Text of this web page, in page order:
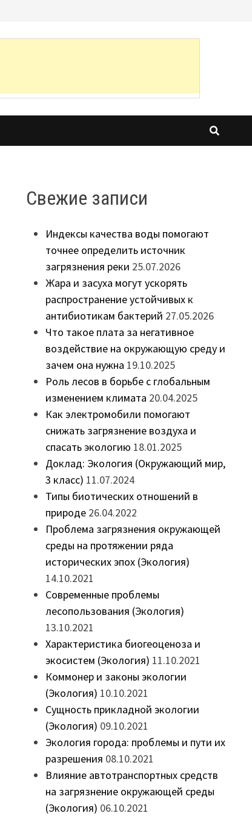
Свежие записи
Индексы качества воды помогают
точнее определить источник
загрязнения реки 25.07.2026
Жара и засуха могут ускорять
распространение устойчивых к
антибиотикам бактерий 27.05.2026
Что такое плата за негативное
воздействие на окружающую среду и
зачем она нужна 19.10.2025
Роль лесов в борьбе с глобальным
изменением климата 20.04.2025
Как электромобили помогают
снижать загрязнение воздуха и
спасать экологию 18.01.2025
Доклад: Экология (Окружающий мир,
3 класс) 11.07.2024
Типы биотических отношений в
природе 26.04.2022
Проблема загрязнения окружающей
среды на протяжении ряда
исторических эпох (Экология)
14.10.2021
Современные проблемы
лесопользования (Экология)
13.10.2021
Характеристика биогеоценоза и
экосистем (Экология) 11.10.2021
Коммонер и законы экологии
(Экология) 10.10.2021
Сущность прикладной экологии
(Экология) 09.10.2021
Экология города: проблемы и пути их
разрешения 08.10.2021
Влияние автотранспортных средств
на загрязнение окружающей среды
(Экология) 06.10.2021